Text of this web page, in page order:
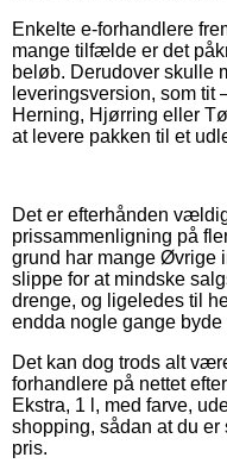
Enkelte e-forhandlere
mange tilfælde er det
beløb. Derudover skulle
leveringsversion, som tit
Herning, Hjørring eller
at levere pakken til et
Det er efterhånden
prissammenligning på
grund har mange Øvrige
slippe for at mindske
drenge, og ligeledes til
endda nogle gange
Det kan dog trods alt
forhandlere på nettet
Ekstra, 1 l, med farve,
shopping, sådan at du
pris.